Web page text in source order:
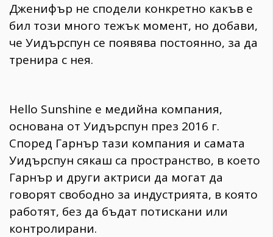
Дженифър не сподели конкретно какъв е
бил този много тежък момент, но добави,
че Уидърспун се появява постоянно, за да
тренира с нея.
Hello Sunshine е медийна компания,
основана от Уидърспун през 2016 г.
Според Гарнър тази компания и самата
Уидърспун сякаш са пространство, в което
Гарнър и други актриси да могат да
говорят свободно за индустрията, в която
работят, без да бъдат потискани или
контролирани.